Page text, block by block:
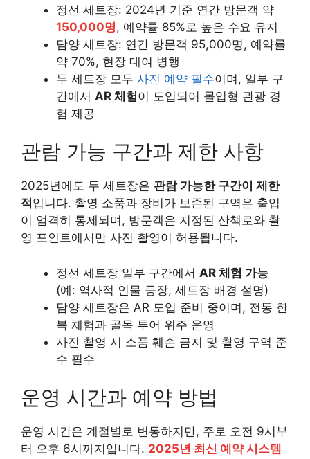
정선 세트장: 2024년 기준 연간 방문객 약
150,000명, 예약률 85%로 높은 수요 유지
담양 세트장: 연간 방문객 95,000명, 예약률
약 70%, 현장 대여 병행
두 세트장 모두 사전 예약 필수이며, 일부 구
간에서 AR 체험이 도입되어 몰입형 관광 경
험 제공
관람 가능 구간과 제한 사항
2025년에도 두 세트장은 관람 가능한 구간이 제한
적 입니다. 촬영 소품과 장비가 보존된 구역은 출입
이 엄격히 통제되며, 방문객은 지정된 산책로와 촬
영 포인트에서만 사진 촬영이 허용됩니다.
정선 세트장 일부 구간에서 AR 체험 가능
(예: 역사적 인물 등장, 세트장 배경 설명)
담양 세트장은 AR 도입 준비 중이며, 전통 한
복 체험과 골목 투어 위주 운영
사진 촬영 시 소품 훼손 금지 및 촬영 구역 준
수 필수
운영 시간과 예약 방법
운영 시간은 계절별로 변동하지만, 주로 오전 9시부
터 오후 6시까지입니다. 2025년 최신 예약 시스템